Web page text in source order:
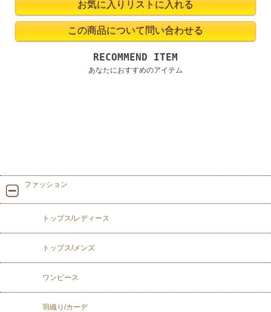
RECOMMEND ITEM
あなたにおすすめのアイテム
ファッション
トップス/レディース
トップス/メンズ
ワンピース
羽織り/カーデ